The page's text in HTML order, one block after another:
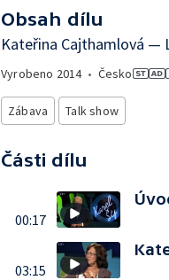
Obsah dílu
Kateřina Cajthamlová —
Vyrobeno 2014• Česko
Zábava Talk show
Části dílu
00:17
03:15